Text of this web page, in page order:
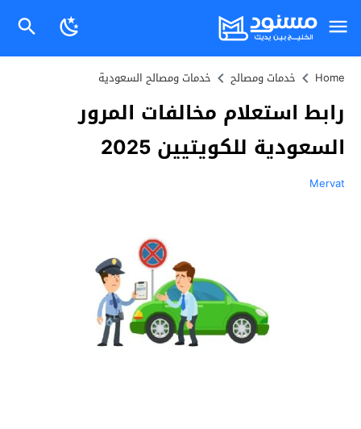
Home خدمات ومصالح خدمات ومصالح السعودية
رابط استعلام مخالفات المرور
السعودية للكويتيين 2025
Mervat